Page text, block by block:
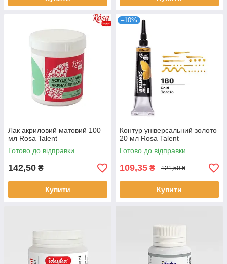
Лак акриловий матовий 100
мл Rosa Talent
Готово до відправки
142,50 ₴
Купити
–10%
Контур універсальний золото
20 мл Rosa Talent
Готово до відправки
109,35 ₴ 121,50 ₴
Купити